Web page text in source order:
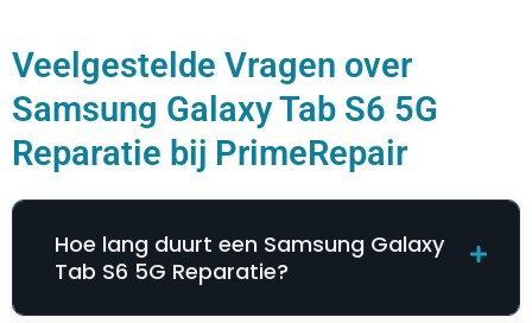
Veelgestelde Vragen over
Samsung Galaxy Tab S6 5G
Reparatie​​​​ bij PrimeRepair
Hoe lang duurt een Samsung Galaxy
Tab S6 5G Reparatie​​​​?